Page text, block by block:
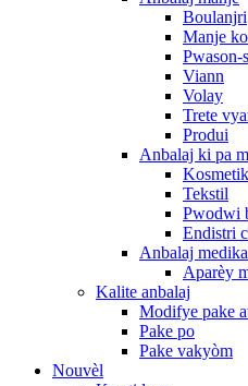
Boulanjri
Manje
Pwason-
Viann
Volay
Trete
Produi
Anbalaj ki pa
Kosmetik
Tekstil
Pwodwi
Endistri
Anbalaj
Aparèy
Kalite anbalaj
Modifye pake
Pake po
Pake vakyòm
Nouvèl